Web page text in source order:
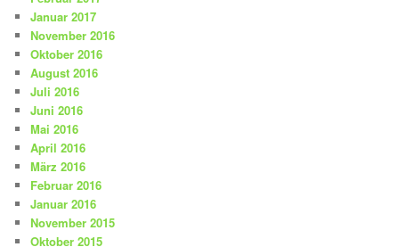
Januar 2017
November 2016
Oktober 2016
August 2016
Juli 2016
Juni 2016
Mai 2016
April 2016
März 2016
Februar 2016
Januar 2016
November 2015
Oktober 2015